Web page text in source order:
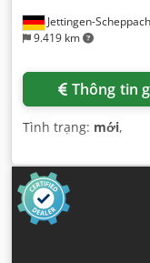
Jettingen-Scheppach
9.419 km
Thông tin
Tình trạng: mới,